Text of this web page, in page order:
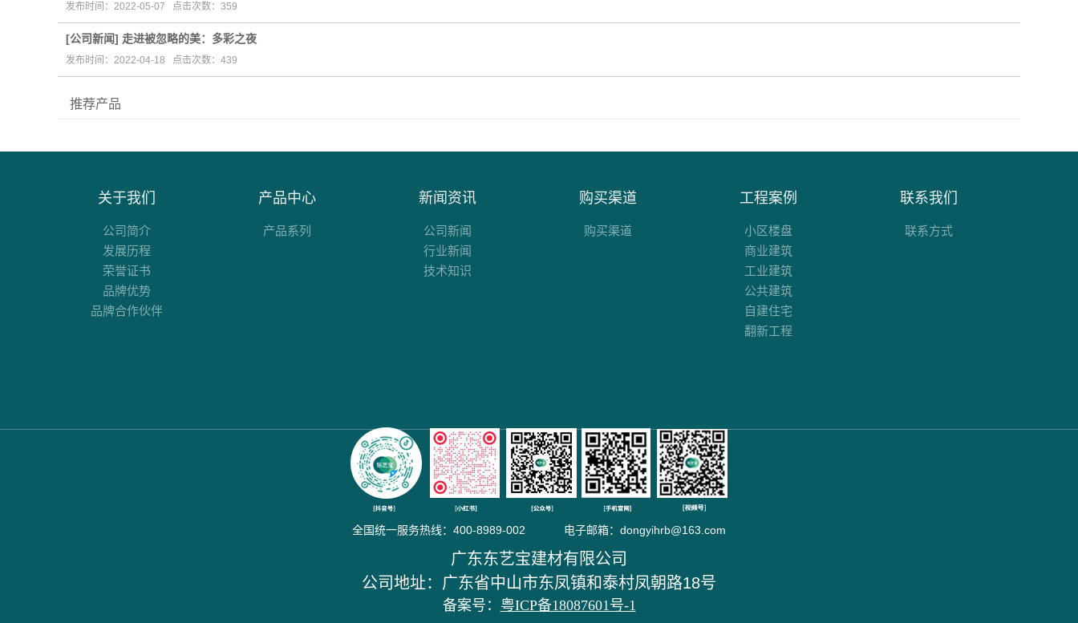
发布时间：2022-05-07 点击次数：359
[公司新闻] 走进被忽略的美：多彩之夜
发布时间：2022-04-18 点击次数：439
推荐产品
关于我们
公司简介
发展历程
荣誉证书
品牌优势
品牌合作伙伴
产品中心
产品系列
新闻资讯
公司新闻
行业新闻
技术知识
购买渠道
购买渠道
工程案例
小区楼盘
商业建筑
工业建筑
公共建筑
自建住宅
翻新工程
联系我们
联系方式
全国统一服务热线：400-8989-002 电子邮箱：dongyihrb@163.com
广东东艺宝建材有限公司
公司地址：广东省中山市东凤镇和泰村凤朝路18号
备案号： 粤ICP备18087601号-1